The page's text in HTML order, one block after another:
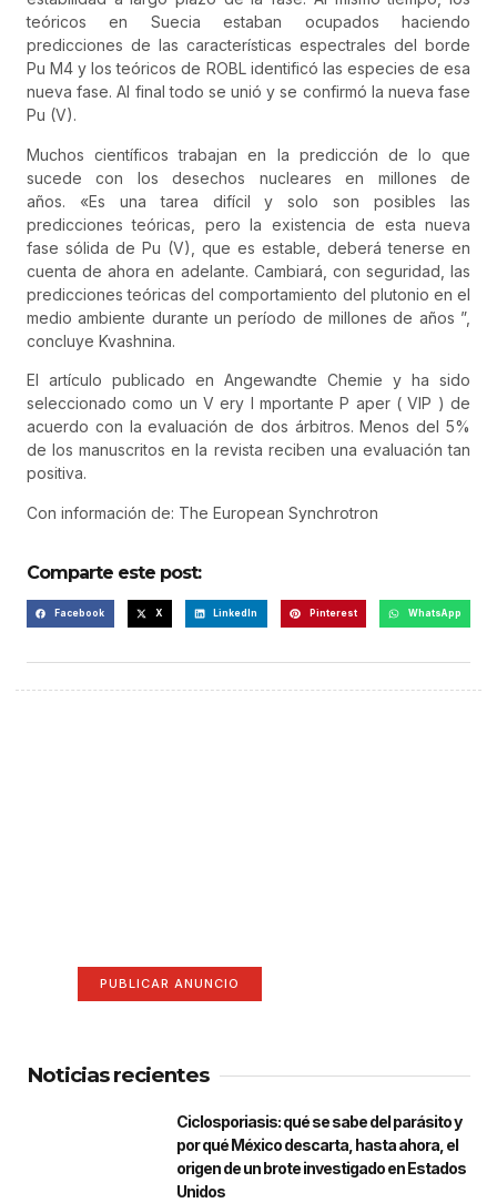
teóricos en Suecia estaban ocupados haciendo
predicciones de las características espectrales del borde
Pu M4 y los teóricos de ROBL identificó las especies de esa
nueva fase. Al final todo se unió y se confirmó la nueva fase
Pu (V).
Muchos científicos trabajan en la predicción de lo que
sucede con los desechos nucleares en millones de
años. «Es una tarea difícil y solo son posibles las
predicciones teóricas, pero la existencia de esta nueva
fase sólida de Pu (V), que es estable, deberá tenerse en
cuenta de ahora en adelante. Cambiará, con seguridad, las
predicciones teóricas del comportamiento del plutonio en el
medio ambiente durante un período de millones de años ”,
concluye Kvashnina.
El artículo publicado en Angewandte Chemie y ha sido
seleccionado como un V ery I mportante P aper ( VIP ) de
acuerdo con la evaluación de dos árbitros. Menos del 5%
de los manuscritos en la revista reciben una evaluación tan
positiva.
Con información de: The European Synchrotron
Comparte este post:
Facebook X LinkedIn Pinterest WhatsApp
PUBLICAR ANUNCIO
Noticias recientes
Ciclosporiasis: qué se sabe del parásito y
por qué México descarta, hasta ahora, el
origen de un brote investigado en Estados
Unidos